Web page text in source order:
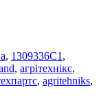
, 1309336C1,
, агрітехнікс,
, agritehniks,